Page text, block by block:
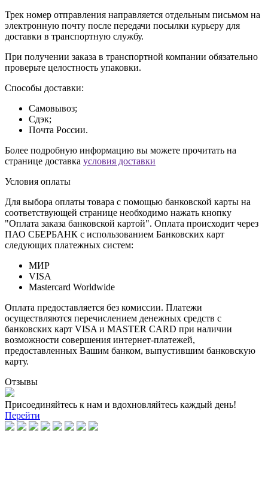
Трек номер отправления направляется отдельным письмом на
электронную почту после передачи посылки курьеру для
доставки в транспортную службу.
При получении заказа в транспортной компании обязательно
проверьте целостность упаковки.
Способы доставки:
Самовывоз;
Сдэк;
Почта России.
Более подробную информацию вы можете прочитать на
странице доставка условия доставки
Условия оплаты
Для выбора оплаты товара с помощью банковской карты на
соответствующей странице необходимо нажать кнопку
"Оплата заказа банковской картой". Оплата происходит через
ПАО СБЕРБАНК с использованием Банковских карт
следующих платежных систем:
МИР
VISA
Mastercard Worldwide
Оплата предоставляется без комиссии. Платежи
осуществляются перечислением денежных средств с
банковских карт VISA и MASTER CARD при наличии
возможности совершения интернет-платежей,
предоставленных Вашим банком, выпустившим банковскую
карту.
Отзывы
Присоединяйтесь к нам и вдохновляйтесь каждый день!
Перейти